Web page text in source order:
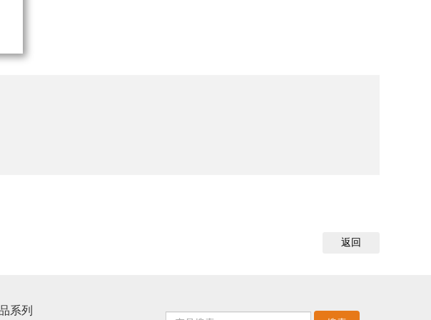
返回
系列
Amount